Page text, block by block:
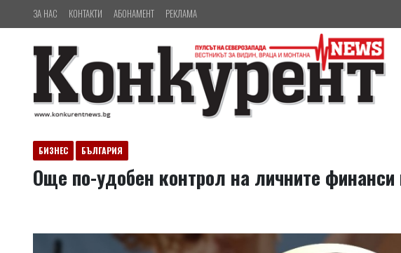
ЗА НАС КОНТАКТИ АБОНАМЕНТ РЕКЛАМА
БИЗНЕС БЪЛГАРИЯ
Още по-удобен контрол на личните